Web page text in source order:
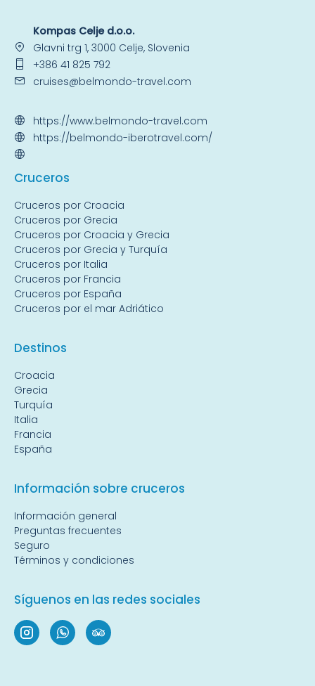
Kompas Celje d.o.o.
Glavni trg 1, 3000 Celje, Slovenia
+386 41 825 792
cruises@belmondo-travel.com
https://www.belmondo-travel.com
https://belmondo-iberotravel.com/
Cruceros
Cruceros por Croacia
Cruceros por Grecia
Cruceros por Croacia y Grecia
Cruceros por Grecia y Turquía
Cruceros por Italia
Cruceros por Francia
Cruceros por España
Cruceros por el mar Adriático
Destinos
Croacia
Grecia
Turquía
Italia
Francia
España
Información sobre cruceros
Información general
Preguntas frecuentes
Seguro
Términos y condiciones
Síguenos en las redes sociales